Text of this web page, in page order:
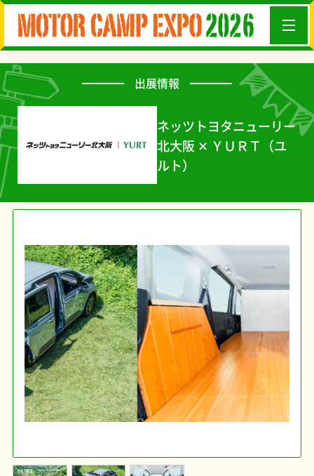
出展情報
ネッツトヨタニューリー
北大阪 ✕ ＹＵＲＴ（ユ
ルト）